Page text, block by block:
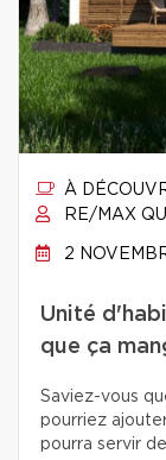
À
RE/MAX
2
Unité
que ça
Saviez-vous
pourriez
pourra servir